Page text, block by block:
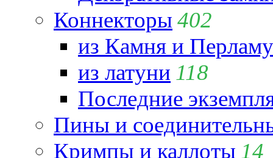
Коннекторы 402
из Камня и
из латуни 118
Последние
Пины и
Кримпы и каллоты 14